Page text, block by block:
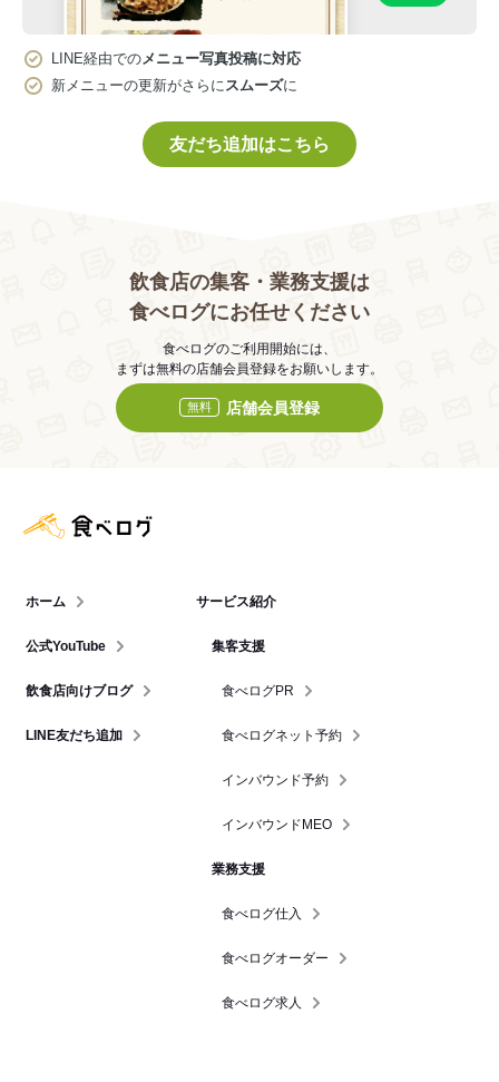
LINE経由でのメニュー写真投稿に対応
新メニューの更新がさらにスムーズに
友だち追加はこちら
飲食店の集客・業務支援は
食べログにお任せください
食べログのご利用開始には、
まずは無料の店舗会員登録をお願いします。
無料 店舗会員登録
ホーム
公式YouTube
飲食店向けブログ
LINE友だち追加
サービス紹介
集客支援
食べログPR
食べログネット予約
インバウンド予約
インバウンドMEO
業務支援
食べログ仕入
食べログオーダー
食べログ求人